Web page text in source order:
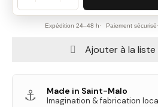
Expédition 24–48 h Paiement sécurisé
Ajouter à la liste
⚓ Made in Saint-Malo
Imagination & fabrication